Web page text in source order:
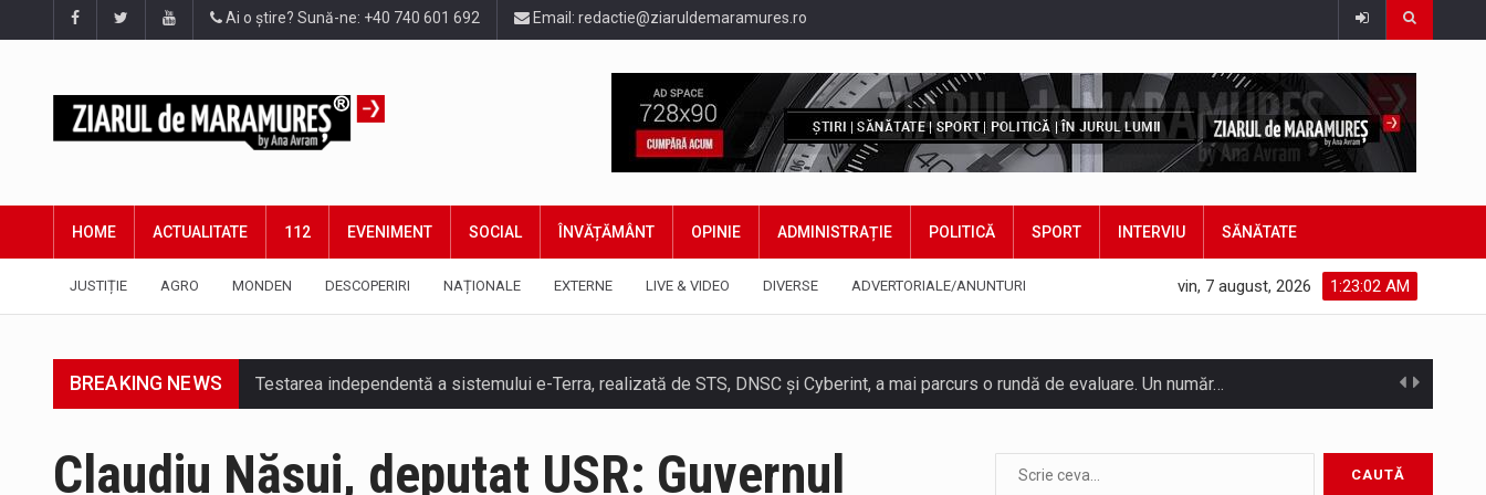
Ai o știre? Sună-ne: +40 740 601 692 Email: redactie@ziaruldemaramures.ro
HOME ACTUALITATE 112 EVENIMENT SOCIAL ÎNVĂȚĂMÂNT OPINIE ADMINISTRAȚIE POLITICĂ SPORT INTERVIU SĂNĂTATE
JUSTIȚIE AGRO MONDEN DESCOPERIRI NAȚIONALE EXTERNE LIVE & VIDEO DIVERSE ADVERTORIALE/ANUNTURI 1:23:04 AM
vin, 7 august, 2026
BREAKING NEWS Testarea independentă a sistemului e-Terra, realizată de STS, DNSC și Cyberint, a mai parcurs o rundă de evaluare. Un număr…
A fost finalizat proiectul care prevede un nou spatiu de joacă pentru copiii din localitatea Tulghieș. Primarul comunei Miresu Mare,…
Claudiu Năsui, deputat USR: Guvernul